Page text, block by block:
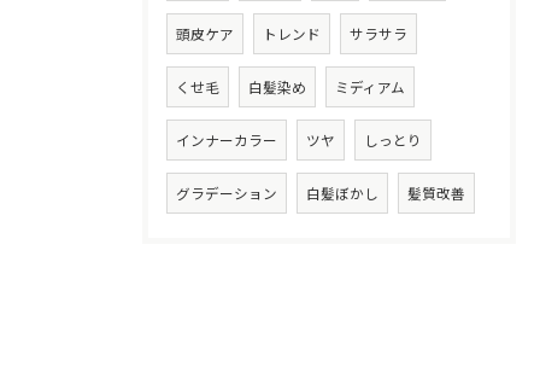
頭皮ケア トレンド サラサラ
くせ毛 白髪染め ミディアム
インナーカラー ツヤ しっとり
グラデーション 白髪ぼかし 髪質改善